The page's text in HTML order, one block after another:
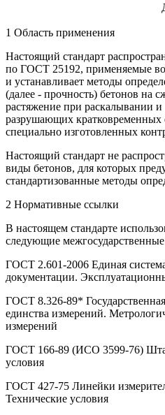
1 Область применения
Настоящий стандарт
по ГОСТ 25192, применяемые во
и устанавливает методы
(далее - прочность) бетонов на
растяжение при раскалывании
разрушающих кратковременных
специально изготовленных
Настоящий стандарт не
виды бетонов, для которых
стандартизованные методы
2 Нормативные ссылки
В настоящем стандарте
следующие
ГОСТ 2.601-2006 Единая
документации.
ГОСТ 8.326-89*
единства измерений.
измерений
ГОСТ 166-89 (ИСО 3599-76)
условия
ГОСТ 427-75 Линейки
Технические условия